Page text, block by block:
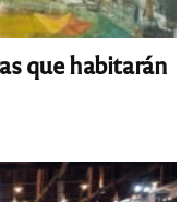
que habitarán